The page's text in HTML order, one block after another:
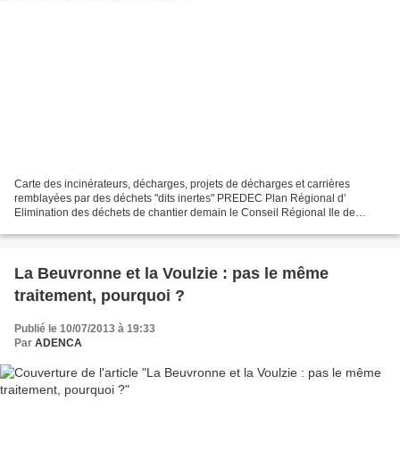
Carte des incinérateurs, décharges, projets de décharges et carrières
remblayées par des déchets "dits inertes" PREDEC Plan Régional d’
Elimination des déchets de chantier demain le Conseil Régional Ile de
La Beuvronne et la Voulzie : pas le même
traitement, pourquoi ?
Publié le 10/07/2013 à 19:33
Par ADENCA